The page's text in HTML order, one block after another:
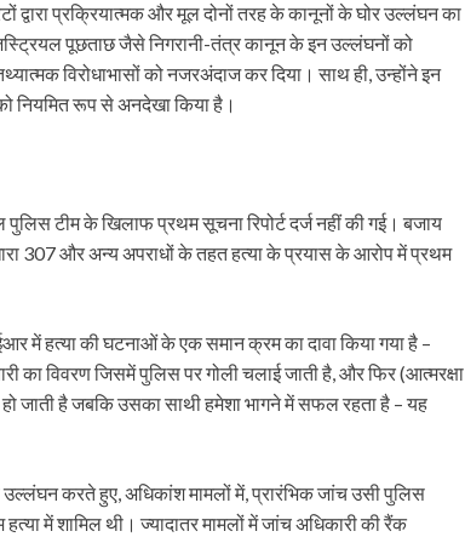
द्वारा प्रक्रियात्मक और मूल दोनों तरह के कानूनों के घोर उल्लंघन का
पूछताछ जैसे निगरानी-तंत्र कानून के इन उल्लंघनों को
विरोधाभासों को नजरअंदाज कर दिया। साथ ही, उन्होंने इन
नियमित रूप से अनदेखा किया है।
टीम के खिलाफ प्रथम सूचना रिपोर्ट दर्ज नहीं की गई। बजाय
307 और अन्य अपराधों के तहत हत्या के प्रयास के आरोप में प्रथम
में हत्या की घटनाओं के एक समान क्रम का दावा किया गया है –
का विवरण जिसमें पुलिस पर गोली चलाई जाती है, और फिर (आत्मरक्षा
जाती है जबकि उसका साथी हमेशा भागने में सफल रहता है – यह
उल्लंघन करते हुए, अधिकांश मामलों में, प्रारंभिक जांच उसी पुलिस
में शामिल थी। ज्यादातर मामलों में जांच अधिकारी की रैंक